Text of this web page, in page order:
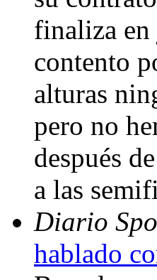
finaliza
contento
alturas
pero no
después
a las
Diario
hablado